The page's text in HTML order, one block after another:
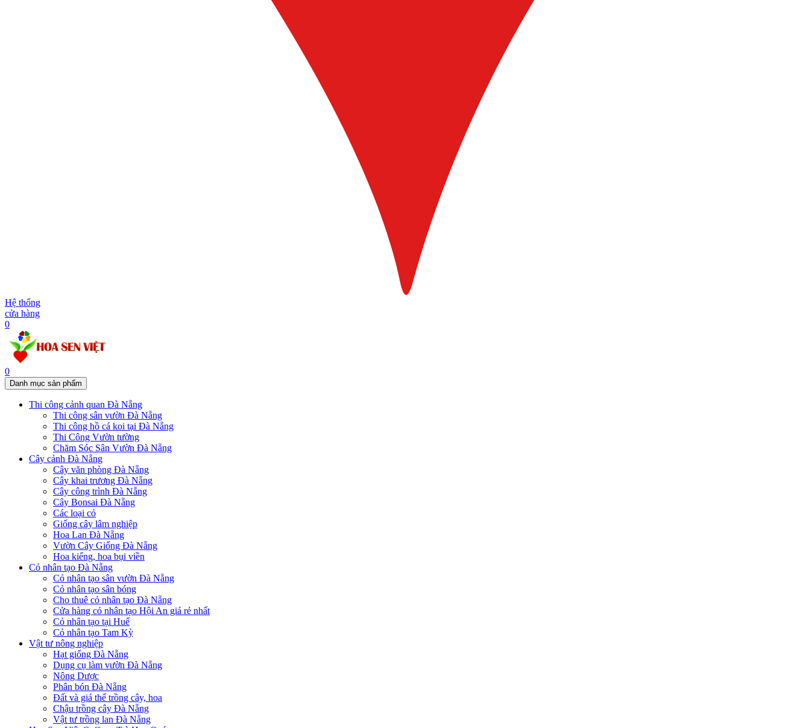
Hệ thống
cửa hàng
0
0
Danh mục sản phẩm
Thi công cảnh quan Đà Nẵng
Thi công sân vườn Đà Nẵng
Thi công hồ cá koi tại Đà Nẵng
Thi Công Vườn tường
Chăm Sóc Sân Vườn Đà Nẵng
Cây cảnh Đà Nẵng
Cây văn phòng Đà Nẵng
Cây khai trương Đà Nẵng
Cây công trình Đà Nẵng
Cây Bonsai Đà Nẵng
Các loại cỏ
Giống cây lâm nghiệp
Hoa Lan Đà Nẵng
Vườn Cây Giống Đà Nẵng
Hoa kiểng, hoa bụi viền
Cỏ nhân tạo Đà Nẵng
Cỏ nhân tạo sân vườn Đà Nẵng
Cỏ nhân tạo sân bóng
Cho thuê cỏ nhân tạo Đà Nẵng
Cửa hàng cỏ nhân tạo Hội An giá rẻ nhất
Cỏ nhân tạo tại Huế
Cỏ nhân tạo Tam Kỳ
Vật tư nông nghiệp
Hạt giống Đà Nẵng
Dụng cụ làm vườn Đà Nẵng
Nông Dược
Phân bón Đà Nẵng
Đất và giá thể trồng cây, hoa
Chậu trồng cây Đà Nẵng
Vật tư trồng lan Đà Nẵng